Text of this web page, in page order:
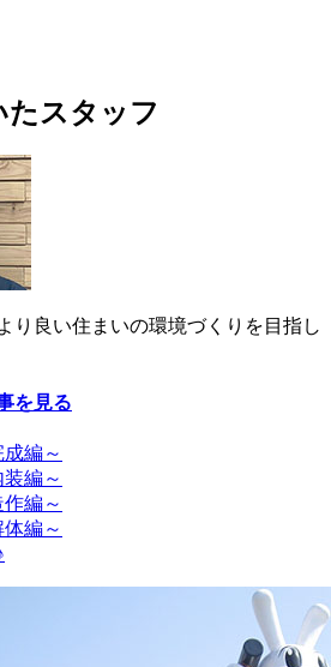
たスタッフ
り良い住まいの環境づくりを目指し
を見る
編～
編～
編～
編～